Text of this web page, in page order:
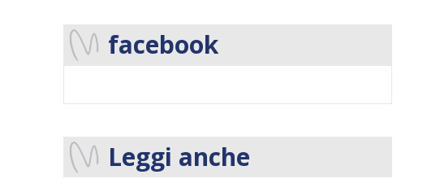
facebook
Leggi anche